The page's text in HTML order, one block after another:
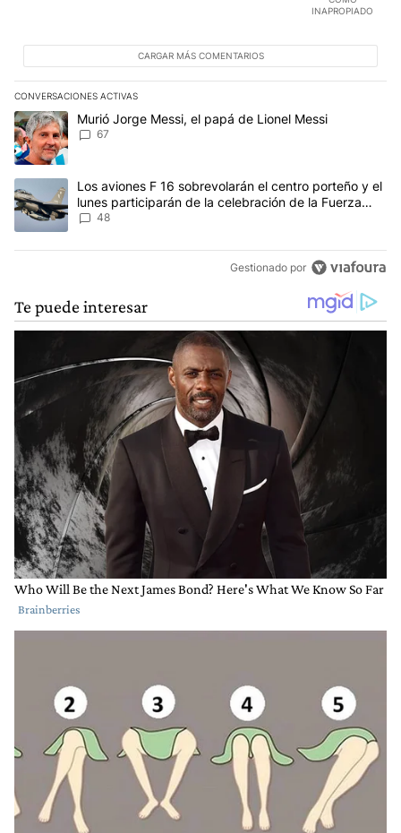
INAPROPIADO
CARGAR MÁS COMENTARIOS
CONVERSACIONES ACTIVAS
Este listado muestra los artículos con más comentarios en los
Un artículo de tendencia con el título "Murió Jorge Messi, el
Murió Jorge Messi, el papá de Lionel Messi
67
Un artículo de tendencia con el título "Los aviones F 16
Los aviones F 16 sobrevolarán el centro porteño y el
lunes participarán de la celebración de la Fuerza
Aérea
48
Gestionado por